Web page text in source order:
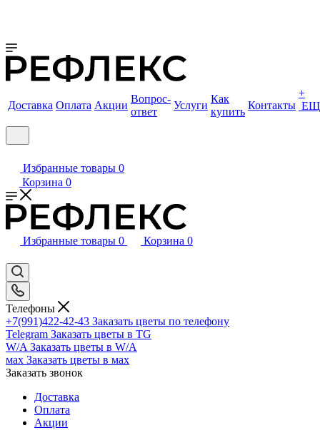
Доставка Оплата Акции
Вопрос-
ответ
Услуги
Как
купить
Контакты
+
Избранные товары 0
Корзина 0
Избранные товары 0 Корзина 0
Телефоны
+7(991)422-42-43 Заказать цветы по телефону
Telegram Заказать цветы в TG
W/A Заказать цветы в W/A
мах Заказать цветы в мах
Заказать звонок
Доставка
Оплата
Акции